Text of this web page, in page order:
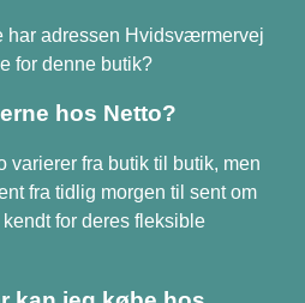
har adressen Hvidsværmervej
for denne butik?
hos Netto?
varierer fra butik til butik, men
fra tidlig morgen til sent om
for deres fleksible